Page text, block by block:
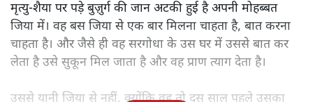
मृत्यु-शैया पर पड़े बुज़ुर्ग की जान अटकी हुई है अपनी मोहब्बत
जिया में। वह बस जिया से एक बार मिलना चाहता है, बात करना
चाहता है। और जैसे ही वह सरगोधा के उस घर में उससे बात कर
लेता है उसे सुकून मिल जाता है और वह प्राण त्याग देता है।